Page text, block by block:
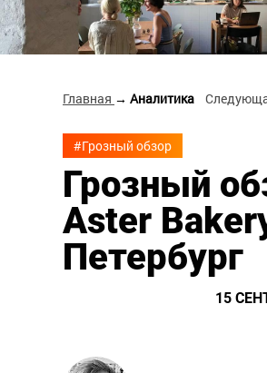
Главная → Аналитика
#Грозный обзор
Грозный
Aster
Петербург
15